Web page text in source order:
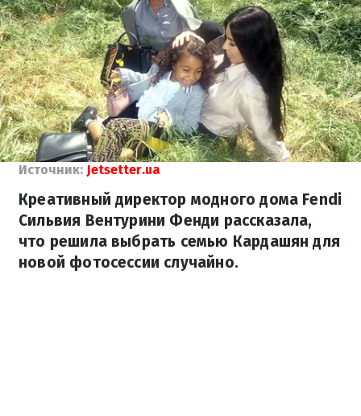
Источник: Jetsetter.ua
Креативный директор модного дома Fendi
Сильвия Вентурини Фенди рассказала,
что решила выбрать семью Кардашян для
новой фотосессии случайно.